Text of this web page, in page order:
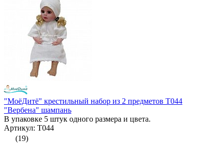
"МоёДитё" крестильный набор из 2 предметов Т044
"Вербена" шампань
В упаковке 5 штук одного размера и цвета.
Артикул: Т044
(19)